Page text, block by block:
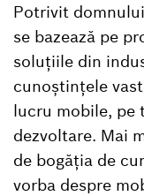
Potrivit
se bazează pe
soluțiile din
cunoștințele
lucru mobile, pe
dezvoltare. Mai
de bogăția de
vorba despre